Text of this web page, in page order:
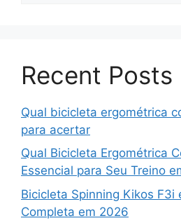
Recent Posts
Qual bicicleta ergométrica
para acertar
Qual Bicicleta Ergométrica
Essencial para Seu Treino
Bicicleta Spinning Kikos F3i
Completa em 2026